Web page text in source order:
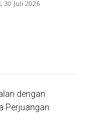
30 Juli 2026
dengan
Perjuangan